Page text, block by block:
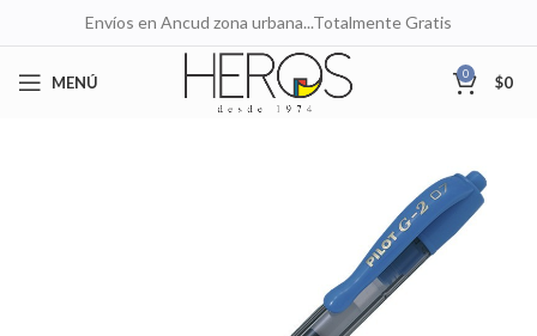
Envíos en Ancud zona urbana...Totalmente Gratis
MENÚ 0 $0